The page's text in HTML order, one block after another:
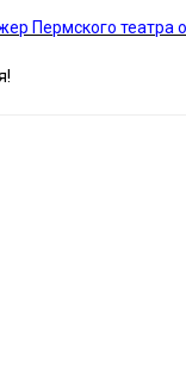
Пермского театра